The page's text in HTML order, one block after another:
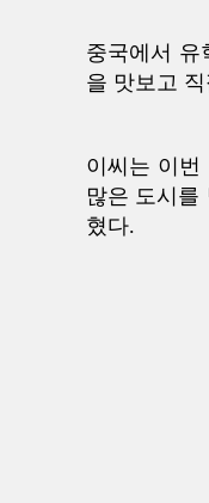
중국에서
을 맛보고
이씨는 이번
많은 도시를
혔다.